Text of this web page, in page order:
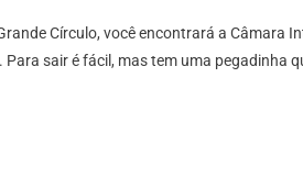
Sair
Da
Círculo, você encontrará a
sair é fácil, mas tem uma pegadinha